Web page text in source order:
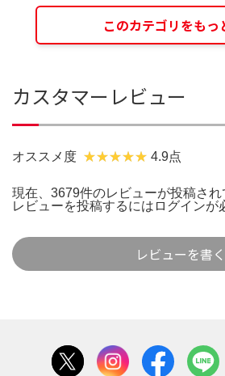
このカテゴリをもっ
カスタマーレビュー
オススメ度 4.9点
現在、3679件のレビューが投稿され
レビューを投稿するには ログインが
レビューを書く